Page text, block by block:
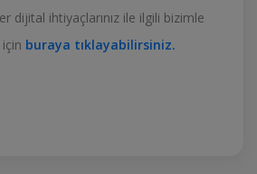
dijital ihtiyaçlarınız ile ilgili bizimle
buraya tıklayabilirsiniz.